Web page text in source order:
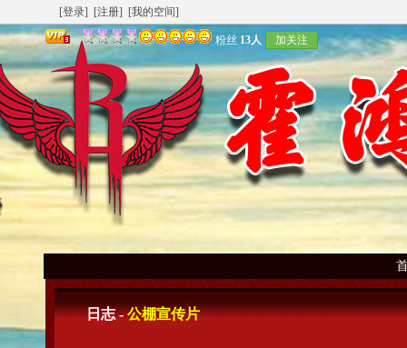
[登录] [注册] [我的空间]
粉丝 13人 加关注
日志 -公棚宣传片